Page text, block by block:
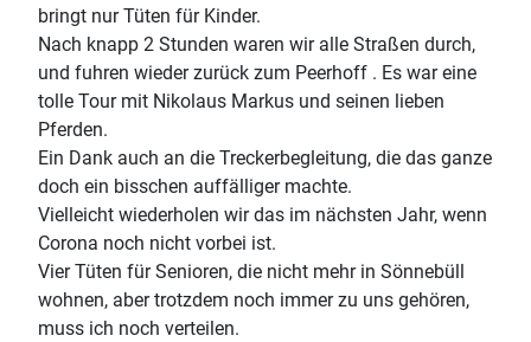
bringt nur Tüten für Kinder.
Nach knapp 2 Stunden waren wir alle Straßen durch,
und fuhren wieder zurück zum Peerhoff . Es war eine
tolle Tour mit Nikolaus Markus und seinen lieben
Pferden.
Ein Dank auch an die Treckerbegleitung, die das ganze
doch ein bisschen auffälliger machte.
Vielleicht wiederholen wir das im nächsten Jahr, wenn
Corona noch nicht vorbei ist.
Vier Tüten für Senioren, die nicht mehr in Sönnebüll
wohnen, aber trotzdem noch immer zu uns gehören,
muss ich noch verteilen.